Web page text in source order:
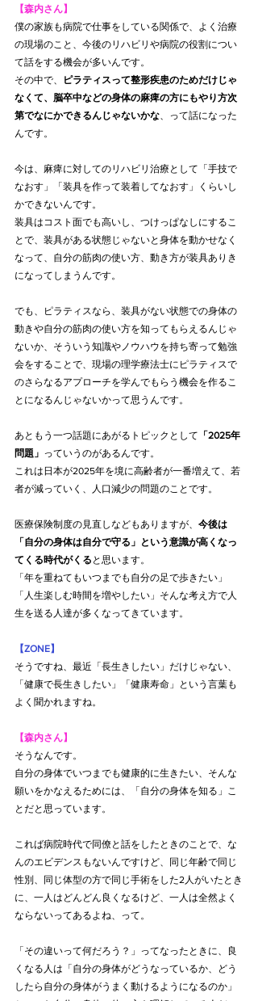
【森内さん】
僕の家族も病院で仕事をしている関係で、よく治療
の現場のこと、今後のリハビリや病院の役割につい
て話をする機会が多いんです。
その中で、
ピラティスって整形疾患のためだけじゃ
なくて、脳卒中などの身体の麻痺の方にもやり方次
第でなにかできるんじゃないかな 、って話になった
んです。
今は、麻痺に対してのリハビリ治療として「手技で
なおす」「装具を作って装着してなおす」くらいし
かできないんです。
装具はコスト面でも高いし、つけっぱなしにするこ
とで、装具がある状態じゃないと身体を動かせなく
なって、自分の筋肉の使い方、動き方が装具ありき
になってしまうんです。
でも、ピラティスなら、装具がない状態での身体の
動きや自分の筋肉の使い方を知ってもらえるんじゃ
ないか、そういう知識やノウハウを持ち寄って勉強
会をすることで、現場の理学療法士にピラティスで
のさらなるアプローチを学んでもらう機会を作るこ
とになるんじゃないかって思うんです。
あともう一つ話題にあがるトピックとして 「2025年
問題」 っていうのがあるんです。
これは日本が2025年を境に高齢者が一番増えて、若
者が減っていく、人口減少の問題のことです。
医療保険制度の見直しなどもありますが、 今後は
「自分の身体は自分で守る」という意識が高くなっ
てくる時代がくる と思います。
「年を重ねてもいつまでも自分の足で歩きたい」
「人生楽しむ時間を増やしたい」そんな考え方で人
生を送る人達が多くなってきています。
【ZONE】
そうですね、最近「長生きしたい」だけじゃない、
「健康で長生きしたい」「健康寿命」という言葉も
よく聞かれますね。
【森内さん】
そうなんです。
自分の身体でいつまでも健康的に生きたい、そんな
願いをかなえるためには、「自分の身体を知る」こ
とだと思っています。
これば病院時代で同僚と話をしたときのことで、な
んのエビデンスもないんですけど、同じ年齢で同じ
性別、同じ体型の方で同じ手術をした2人がいたとき
に、一人はどんどん良くなるけど、一人は全然よく
ならないってあるよね、って。
「その違いって何だろう？」ってなったときに、良
くなる人は「自分の身体がどうなっているか、どう
したら自分の身体がうまく動けるようになるのか」